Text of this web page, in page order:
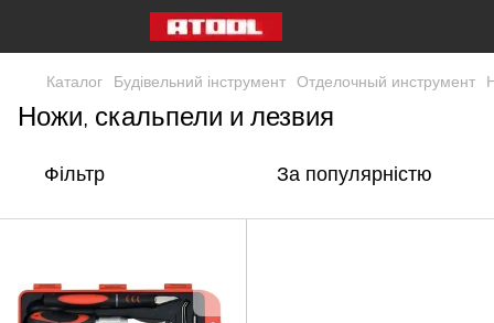
Каталог Будівельний інструмент Отделочный инструмент
Ножи, скальпели и лезвия
Фільтр За популярністю